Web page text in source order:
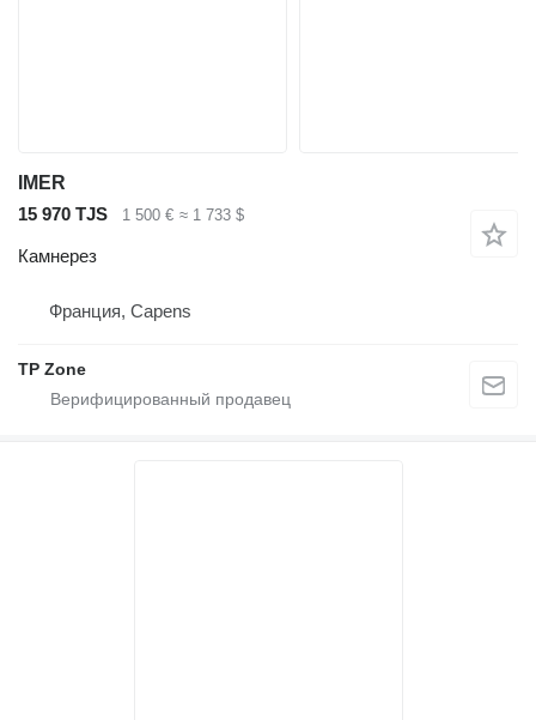
IMER
15 970 TJS
1 500 € ≈ 1 733 $
Камнерез
Франция, Capens
TP Zone